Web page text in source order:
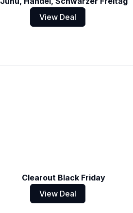
View Deal
Clearout Black Friday
View Deal